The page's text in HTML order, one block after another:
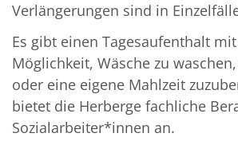
Verlängerungen sind in
Es gibt einen Tagesaufenthalt
Möglichkeit, Wäsche zu
oder eine eigene Mahlzeit
bietet die Herberge fachliche
Sozialarbeiter*innen an.